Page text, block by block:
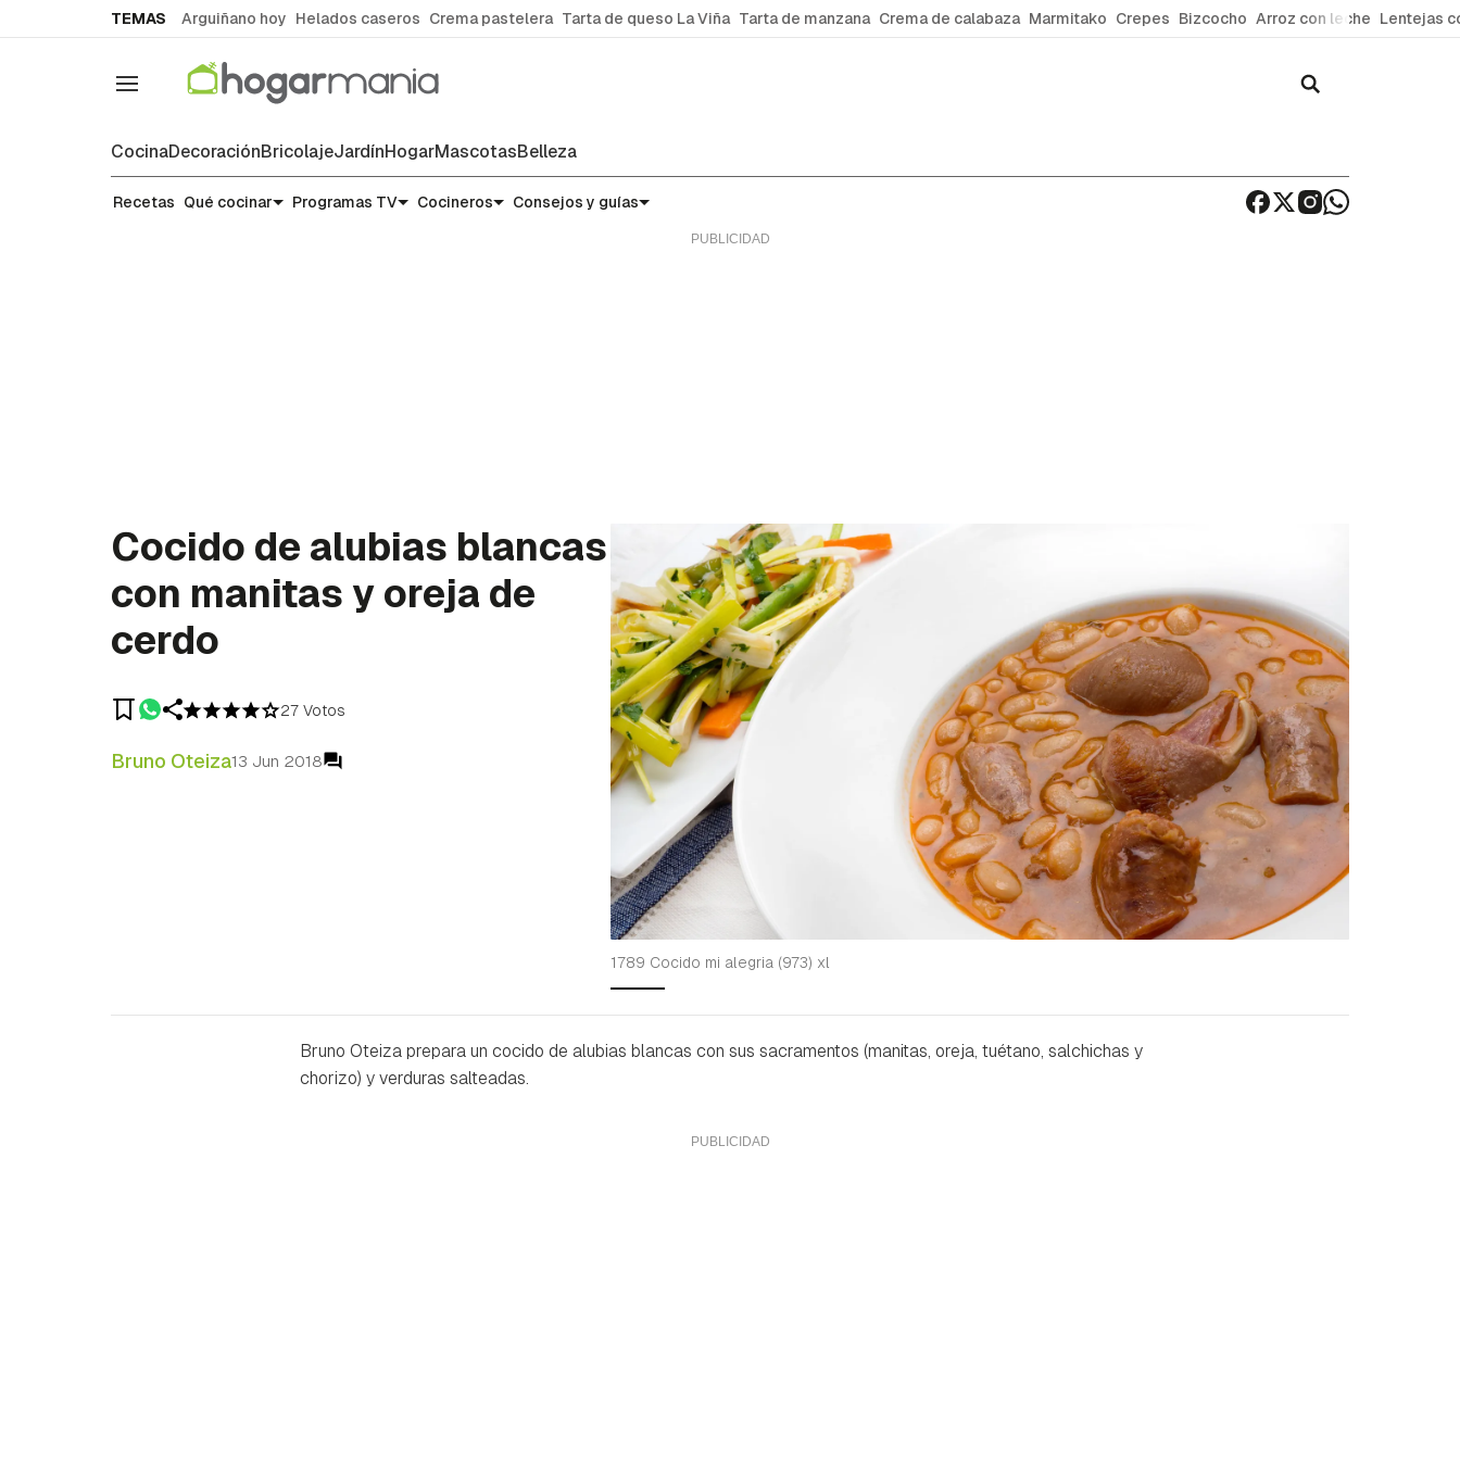
TEMAS Arguiñano hoy Helados caseros Crema pastelera Tarta de queso La Viña Tarta de manzana Crema de calabaza Marmitako Crepes Bizcocho Arroz con leche Lentejas
Navegación
CocinaDecoraciónBricolajeJardínHogarMascotasBelleza
Recetas
Recetas Qué cocinar Programas TV Cocineros Consejos y guías
Cocido de alubias blancas
con manitas y oreja de
cerdo
27 Votos
Bruno Oteiza13 Jun 2018
1789 Cocido mi alegria (973) xl
Bruno Oteiza prepara un cocido de alubias blancas con sus sacramentos (manitas, oreja, tuétano, salchichas y
chorizo) y verduras salteadas.